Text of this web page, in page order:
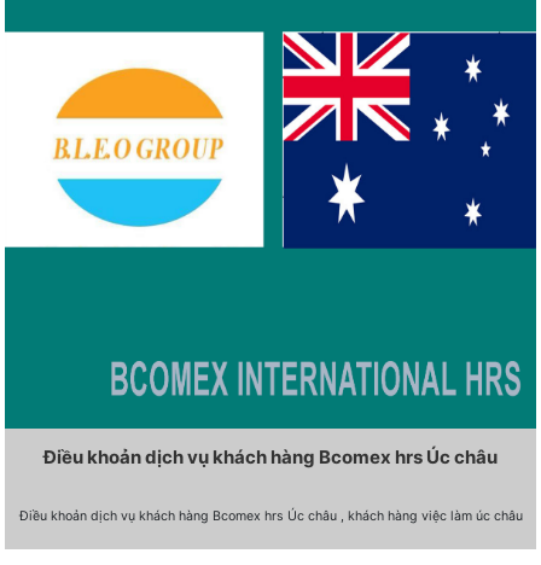
Điều khoản dịch vụ khách hàng Bcomex hrs Úc châu
Điều khoản dịch vụ khách hàng Bcomex hrs Úc châu , khách hàng việc làm úc châu